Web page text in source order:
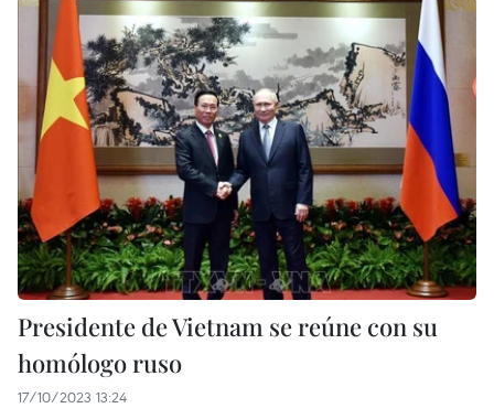
Presidente de Vietnam se reúne con su
homólogo ruso
17/10/2023 13:24